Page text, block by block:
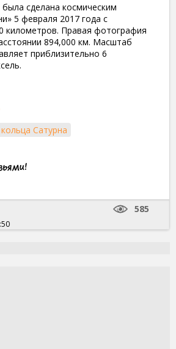
сделана космическим
5 февраля 2017 года с
километров. Правая фотография
894,000 км. Масштаб
приблизительно 6
кольца Сатурна
585